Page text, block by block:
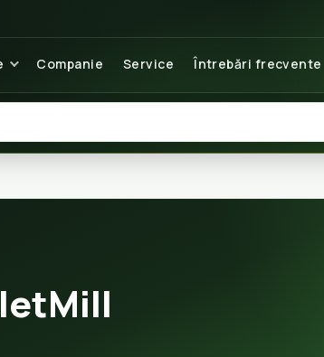
Companie Service Întrebări frecvente